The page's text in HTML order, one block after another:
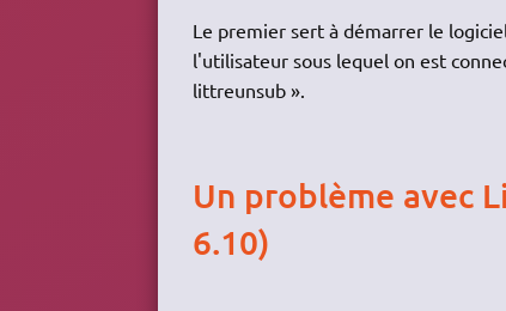
Le premier sert à démarrer le
l'utilisateur sous lequel on est
littreunsub ».
Un problème avec
6.10)